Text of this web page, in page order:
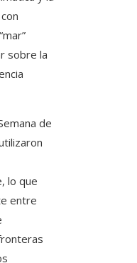
sobre la
de
lo que
entre